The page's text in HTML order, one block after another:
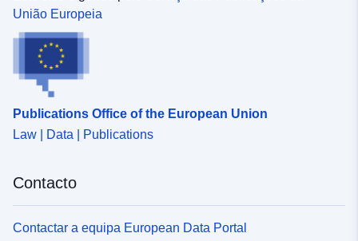
União Europeia
Publications Office of the European Union
Law | Data | Publications
Contacto
Contactar a equipa European Data Portal